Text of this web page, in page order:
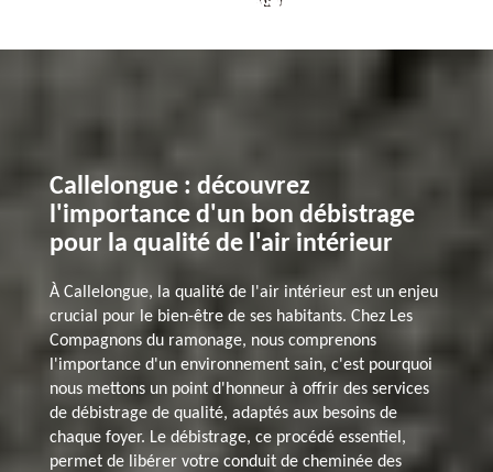
Callelongue : découvrez
l'importance d'un bon débistrage
pour la qualité de l'air intérieur
À Callelongue, la qualité de l'air intérieur est un enjeu
crucial pour le bien-être de ses habitants. Chez Les
Compagnons du ramonage, nous comprenons
l'importance d'un environnement sain, c'est pourquoi
nous mettons un point d'honneur à offrir des services
de débistrage de qualité, adaptés aux besoins de
chaque foyer. Le débistrage, ce procédé essentiel,
permet de libérer votre conduit de cheminée des